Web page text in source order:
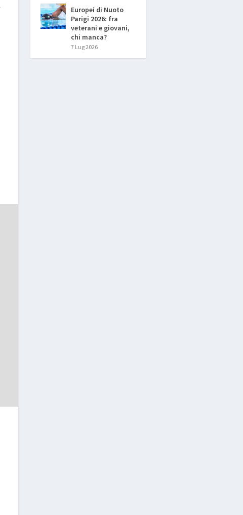
Europei di Nuoto
Parigi 2026: fra
veterani e giovani,
chi manca?
7 Lug 2026